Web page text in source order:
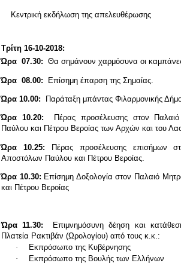
Κεντρική εκδήλωση της απελευθέρωσης
Τρίτη 16-10-2018:
Ώρα 07.30: Θα σημάνουν χαρμόσυνα οι
Ώρα 08.00: Επίσημη έπαρση της Σημαίας.
Ώρα 10.00: Παράταξη μπάντας Φιλαρμονικής
Ώρα 10.20: Πέρας προσέλευσης στον
Παύλου και Πέτρου Βεροίας των Αρχών και του
Ώρα 10.25: Πέρας προσέλευσης επισήμων
Αποστόλων Παύλου και Πέτρου Βεροίας.
Ώρα 10.30: Επίσημη Δοξολογία στον Παλαιό
και Πέτρου Βεροίας
Ώρα 11.30: Επιμνημόσυνη δέηση και
Πλατεία Ρακτιβάν (Ωρολογίου) από τους κ.κ.:
·
Εκπρόσωπο της Κυβέρνησης
·
Εκπρόσωπο της Βουλής των Ελλήνων